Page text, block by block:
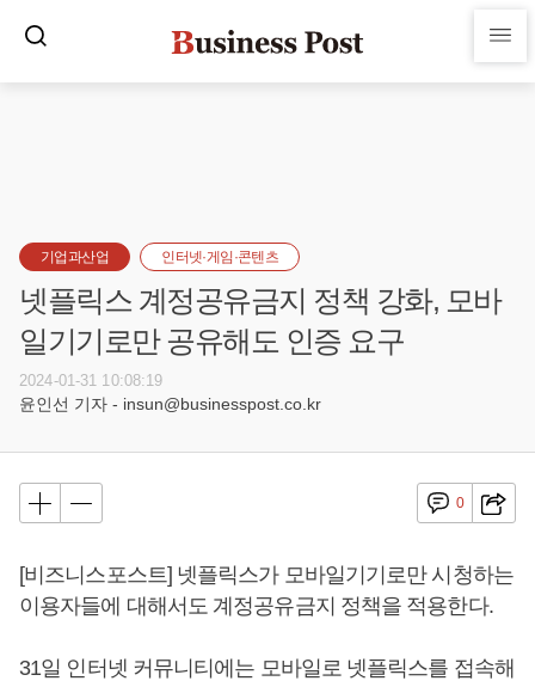
기업과산업 인터넷·게임·콘텐츠
넷플릭스 계정공유금지 정책 강화, 모바
일기기로만 공유해도 인증 요구
2024-01-31 10:08:19
윤인선 기자 - insun@businesspost.co.kr
0
[비즈니스포스트] 넷플릭스가 모바일기기로만 시청하는
이용자들에 대해서도 계정공유금지 정책을 적용한다.
31일 인터넷 커뮤니티에는 모바일로 넷플릭스를 접속해